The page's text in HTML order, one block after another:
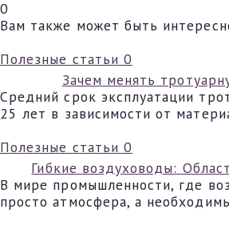
0
Вам также может быть
Полезные статьи 0
Зачем менять
Средний срок эксплуатации
25 лет в зависимости от
Полезные статьи 0
Гибкие воздуховоды:
В мире промышленности, где
просто атмосфера, а